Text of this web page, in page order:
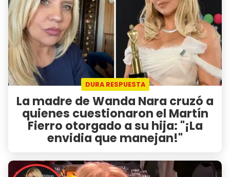
DURA RESPUESTA
La madre de Wanda Nara cruzó a
quienes cuestionaron el Martín
Fierro otorgado a su hija: "¡La
envidia que manejan!"